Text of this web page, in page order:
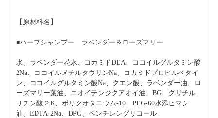
【原材料名】
■ハーブシャンプー　ラベンダー＆ローズマリー
水、ラベンダー花水、コカミドDEA、ココイルグルタミン酸
2Na、ココイルメチルタウリンNa、コカミドプロピルベタイ
ン、ココイルグルタミン酸Na、クエン酸、ラベンダー油、ロ
ーズマリー葉油、ニオイテンジクアオイ油、BG、グリチル
リチン酸２K、ポリクオタニウム-10、PEG-60水添ヒマシ
油、EDTA-2Na、DPG、ペンチレングリコール